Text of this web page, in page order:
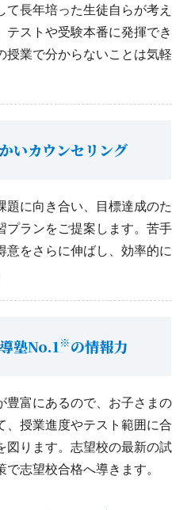
長年培った生徒自らが考え
テストや受験本番に発揮でき
授業で分からないことは気軽
いカウンセリング
題に向き合い、目標達成のた
プランをご提案します。苦手
意をさらに伸ばし、効率的に
塾No.1 ※の情報力
豊富にあるので、お子さまの
、授業進度やテスト範囲に合
図ります。志望校の最新の試
志望校合格へ導きます。